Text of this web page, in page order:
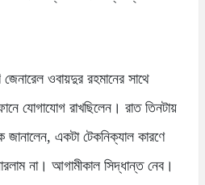
জেনারেল ওবায়দুর রহমানের সাথে
যোগাযোগ রাখছিলেন। রাত তিনটায়
জানালেন, একটা টেকনিক্যাল কারণে
না। আগামীকাল সিদ্ধান্ত নেব।